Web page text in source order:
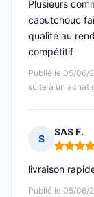
Publié le 05/06/
suite à un achat
Plusieurs
caoutchouc
qualité au
compétitif
S
SAS F.
Note : 5
Publié le 05/06/
livraison